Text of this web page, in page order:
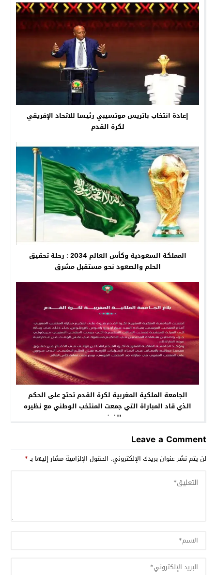
إعادة انتخاب باتريس موتسيبي رئيسا للاتحاد الإفريقي
لكرة القدم
المملكة السعودية وكأس العالم 2034 : رحلة تحقيق
الحلم والصعود نحو مستقبل مشرق
الجامعة الملكية المغربية لكرة القدم تحتج على الحكم
الذي قاد المباراة التي جمعت المنتخب الوطني مع نظيره
الفرنسي​
Leave a Comment
لن يتم نشر عنوان بريدك الإلكتروني. الحقول الإلزامية مشار إليها بـ*